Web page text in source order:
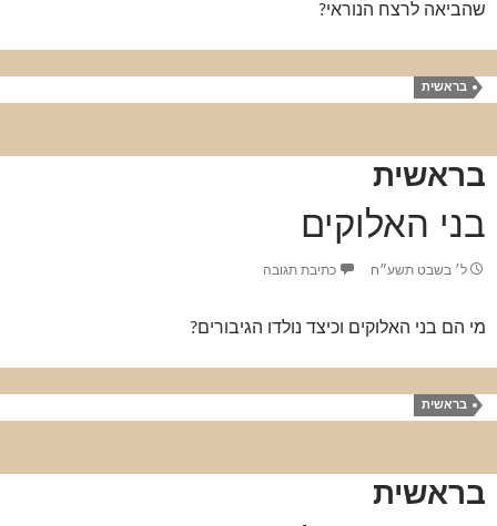
שהביאה לרצח הנוראי?
בראשית
בראשית
בני האלוקים
ל׳ בשבט תשע״ח כתיבת תגובה
מי הם בני האלוקים וכיצד נולדו הגיבורים?
בראשית
בראשית